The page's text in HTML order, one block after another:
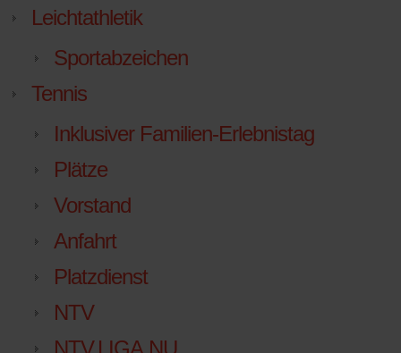
Leichtathletik
Sportabzeichen
Tennis
Inklusiver Familien-Erlebnistag
Plätze
Vorstand
Anfahrt
Platzdienst
NTV